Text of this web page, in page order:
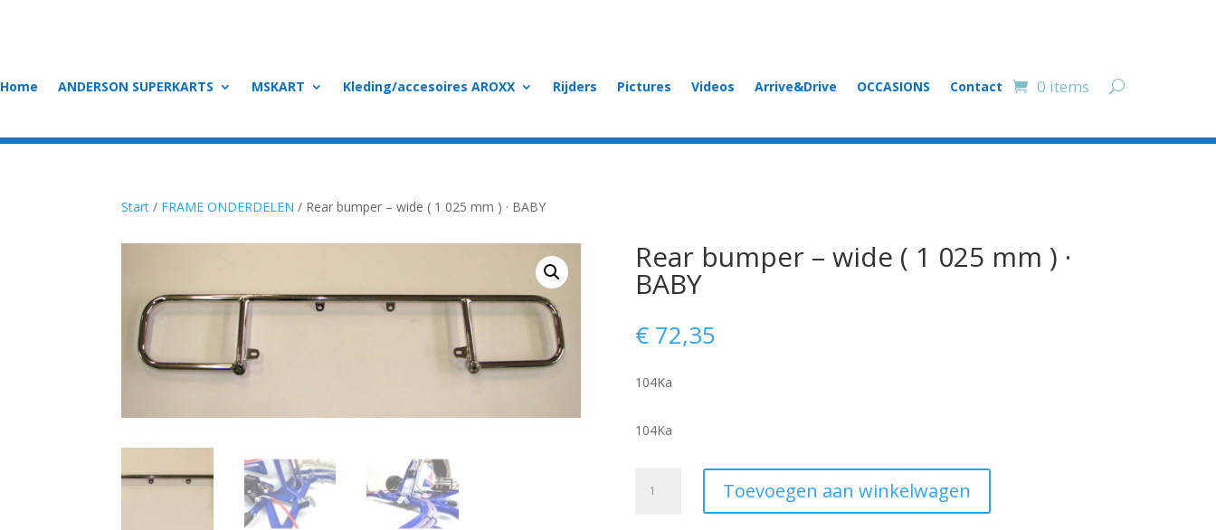
Home ANDERSON SUPERKARTS MSKART Kleding/accesoires AROXX Rijders Pictures Videos Arrive&Drive OCCASIONS Contact 0 items
Start / FRAME ONDERDELEN / Rear bumper – wide ( 1 025 mm ) · BABY
Rear bumper – wide ( 1 025 mm ) ·
BABY
€72,35
104Ka
104Ka
bumper
Toevoegen aan winkelwagen